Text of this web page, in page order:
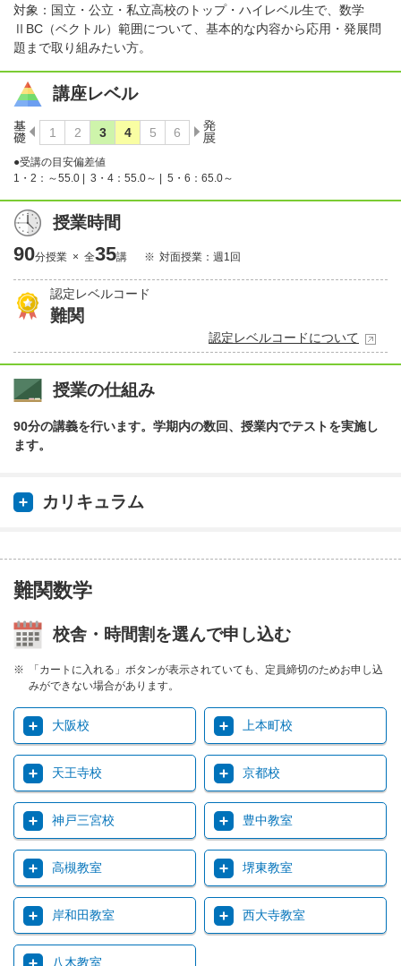
対象：国立・公立・私立高校のトップ・ハイレベル生で、数学
ⅡBC（ベクトル）範囲について、基本的な内容から応用・発展問
題まで取り組みたい方。
講座レベル
●受講の目安偏差値
1・2：～55.0 |
3・4：55.0～ | 5・6：65.0～
授業時間
90分授業 × 全35講 対面授業：週1回
認定レベルコード
難関
認定レベルコードについて
授業の仕組み
90分の講義を行います。学期内の数回、授業内でテストを実施し
ます。
カリキュラム
難関数学
校舎・時間割を選んで申し込む
「カートに入れる」ボタンが表示されていても、定員締切のためお申し込
みができない場合があります。
大阪校 上本町校
天王寺校 京都校
神戸三宮校 豊中教室
高槻教室 堺東教室
岸和田教室 西大寺教室
八木教室